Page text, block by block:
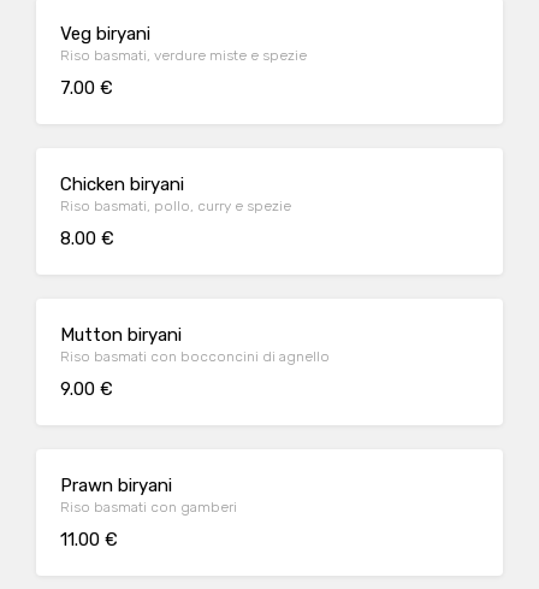
Veg biryani
Riso basmati, verdure miste e spezie
7.00 €
Chicken biryani
Riso basmati, pollo, curry e spezie
8.00 €
Mutton biryani
Riso basmati con bocconcini di agnello
9.00 €
Prawn biryani
Riso basmati con gamberi
11.00 €